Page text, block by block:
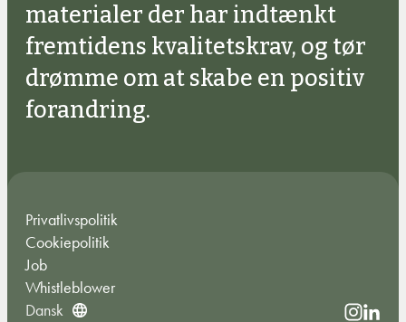
materialer der har indtænkt
fremtidens kvalitetskrav, og tør
drømme om at skabe en positiv
forandring.
Privatlivspolitik
Cookiepolitik
Job
Whistleblower
Dansk